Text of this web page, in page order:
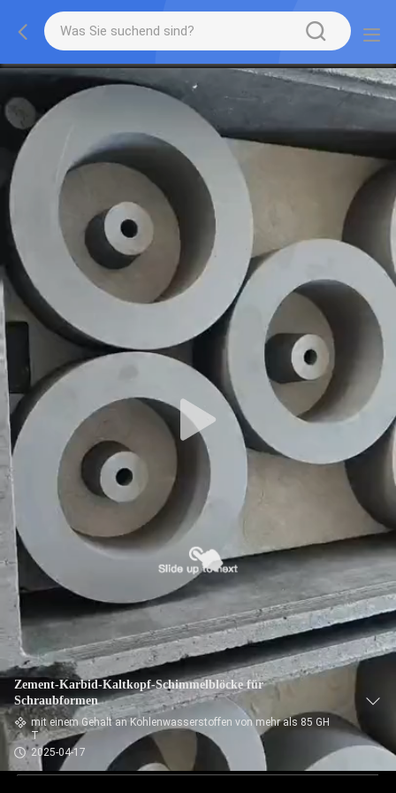
Zement-Karbid-Kaltkopf-Schimmelblöcke für
Schraubformen
mit einem Gehalt an Kohlenwasserstoffen von mehr als 85 GH
T
2025-04-17